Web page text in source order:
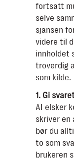
fortsatt
selve
sjansen
videre til
innholdet
troverdig
som kilde.
1. Gi
AI elsker
skriver en
bør du
to som
brukeren